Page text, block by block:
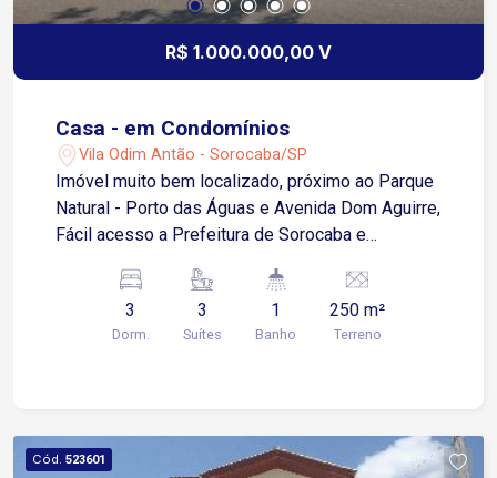
construção são de como a casa se encontra
atualmente. A área gourmet terá churrasqueira
com pia e modulados (mas não constam no 3D).
possibilidade de fazer algumas escolhas de
acabamentos, como cor dos modulados dos
closets, cozinha e banheiros, ilha da cozinha,
aplicações dos leds, etc.
R$ 1.000.000,00 V
Casa - em Condomínios
Vila Odim Antão - Sorocaba/SP
Imóvel muito bem localizado, próximo ao Parque
Natural - Porto das Águas e Avenida Dom Aguirre,
Fácil acesso a Prefeitura de Sorocaba e
com armários e sacada, sala 2 ambiente, sala de
estar, cozinha com armário, 1 banheiros social,
lavabo, 2 banheiros de serviço, lavanderia e área
3
Dorm.
3
Suítes
1
Banho
250 m²
Terreno
Cód. 523601